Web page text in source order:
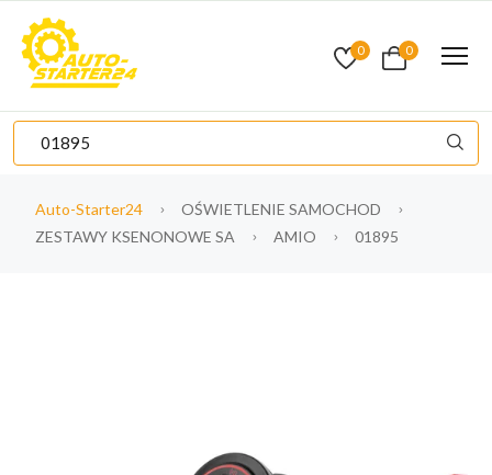
0 0
Auto-Starter24
OŚWIETLENIE SAMOCHOD
ZESTAWY KSENONOWE SA
AMIO 01895